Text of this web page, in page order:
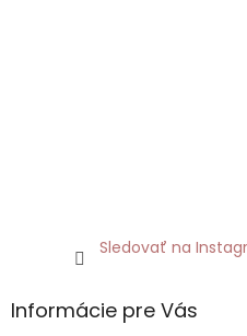
Sledovať na
Informácie pre Vás